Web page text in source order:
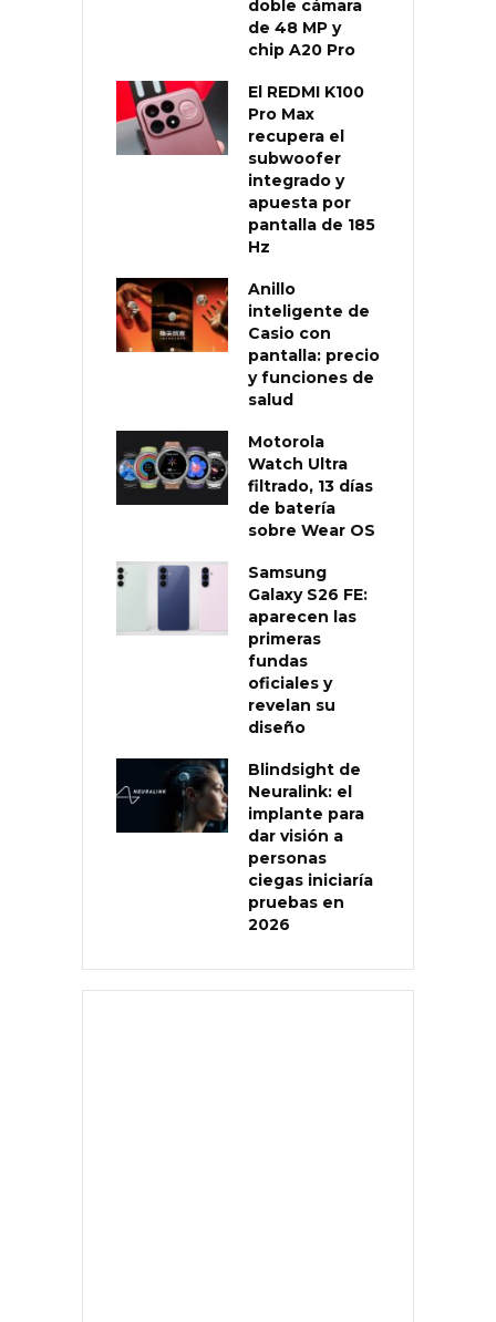
doble cámara
de 48 MP y
chip A20 Pro
El REDMI K100
Pro Max
recupera el
subwoofer
integrado y
apuesta por
pantalla de 185
Hz
Anillo
inteligente de
Casio con
pantalla: precio
y funciones de
salud
Motorola
Watch Ultra
filtrado, 13 días
de batería
sobre Wear OS
Samsung
Galaxy S26 FE:
aparecen las
primeras
fundas
oficiales y
revelan su
diseño
Blindsight de
Neuralink: el
implante para
dar visión a
personas
ciegas iniciaría
pruebas en
2026